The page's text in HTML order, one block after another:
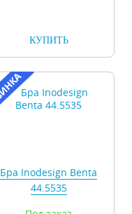
КУПИТЬ
Бра Inodesign Benta
44.5535